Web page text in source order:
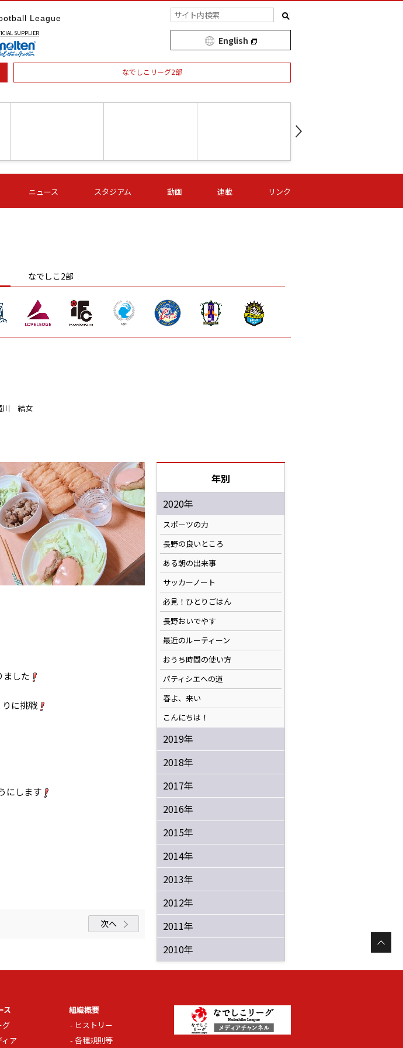
League
SUPPLIER
English
なでしこリーグ2部
いちご
-
第16節 09/06 (日) 15:00
-
第16節 09/06 (日) 15:00
- -
ニュース スタジアム 動画 連載 リンク
なでしこ2部
川 結女
ました
に挑戦
にします
次へ
年別
2020年
スポーツの力
長野の良いところ
ある朝の出来事
サッカーノート
必見！ひとりごはん
長野おいでやす
最近のルーティーン
おうち時間の使い方
パティシエへの道
春よ、来い
こんにちは！
2019年
2018年
2017年
2016年
2015年
2014年
2013年
2012年
2011年
2010年
ス
グ
ィア
組織概要
ヒストリー
各種規則等